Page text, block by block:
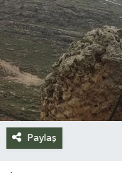
Paylaş
Spor
Teknoloji
Yazarlar